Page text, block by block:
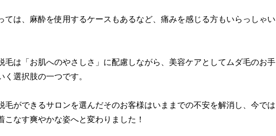
ては、麻酔を使用するケースもあるなど、痛みを感じる方もいらっしゃい
毛は「お肌へのやさしさ」に配慮しながら、美容ケアとしてムダ毛のお手
く選択肢の一つです。
毛ができるサロンを選んだそのお客様はいままでの不安を解消し、今では
こなす爽やかな姿へと変わりました！